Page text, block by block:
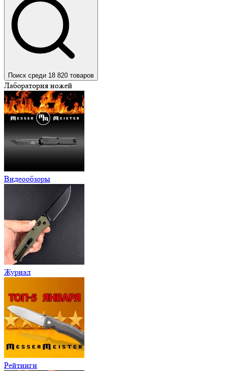
Поиск среди 18 820 товаров
Лаборатория ножей
Видеообзоры
Журнал
Рейтинги